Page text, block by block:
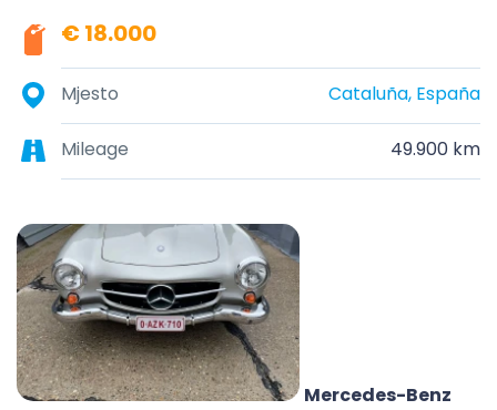
€ 18.000
Mjesto Cataluña, España
Mileage 49.900 km
Mercedes-Benz